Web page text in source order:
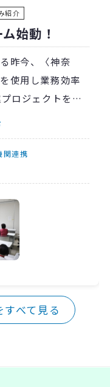
紹介
始動！
昨今、〈神奈
使用し業務効率
ロジェクトを発
剤師、放射線技
、職種や役職は
成AIの導入、普
トが担う目的な
いました。
すく、そして地
関連携
べて見る